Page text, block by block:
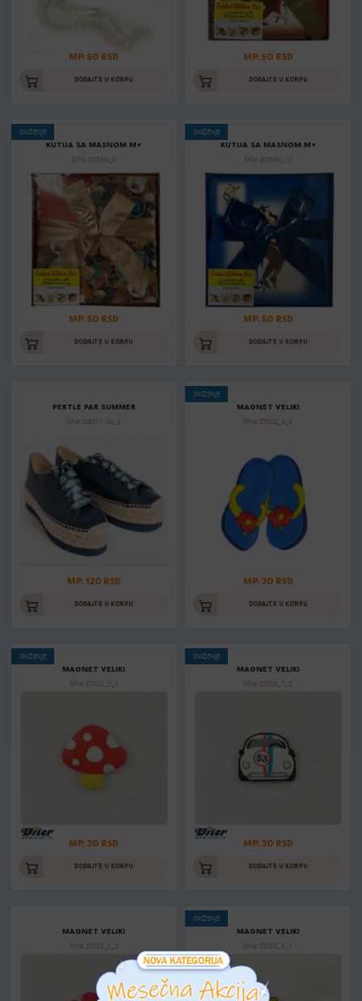
MP: 50 RSD
DODAJTE U KORPU
MP: 50 RSD
DODAJTE U KORPU
SNIŽENJE
KUTIJA SA MASNOM M+
Šifra: 803Mx_9
MP: 50 RSD
DODAJTE U KORPU
SNIŽENJE
KUTIJA SA MASNOM M+
Šifra: 803Mx_10
MP: 50 RSD
DODAJTE U KORPU
PERTLE PAR SUMMER
Šifra: DB071-04_2
MP: 120 RSD
DODAJTE U KORPU
SNIŽENJE
MAGNET VELIKI
Šifra: ST002_4_2
MP: 30 RSD
DODAJTE U KORPU
SNIŽENJE
MAGNET VELIKI
Šifra: ST002_5_2
MP: 30 RSD
DODAJTE U KORPU
SNIŽENJE
MAGNET VELIKI
Šifra: ST002_7_2
MP: 30 RSD
DODAJTE U KORPU
MAGNET VELIKI
Šifra: ST002_1_2
SNIŽENJE
MAGNET VELIKI
Šifra: ST002_9_1